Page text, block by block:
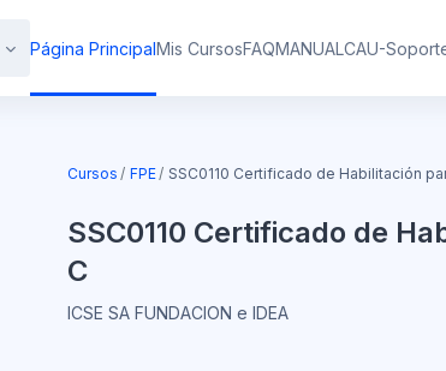
Página PrincipalMis CursosFAQMANUALCAU-
Cursos FPE SSC0110 Certificado de Habilitación
SSC0110 Certificado de
C
ICSE SA FUNDACION e IDEA